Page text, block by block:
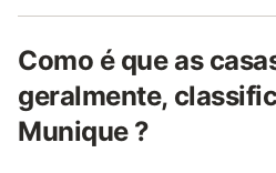
Como é que as
geralmente,
Munique ?